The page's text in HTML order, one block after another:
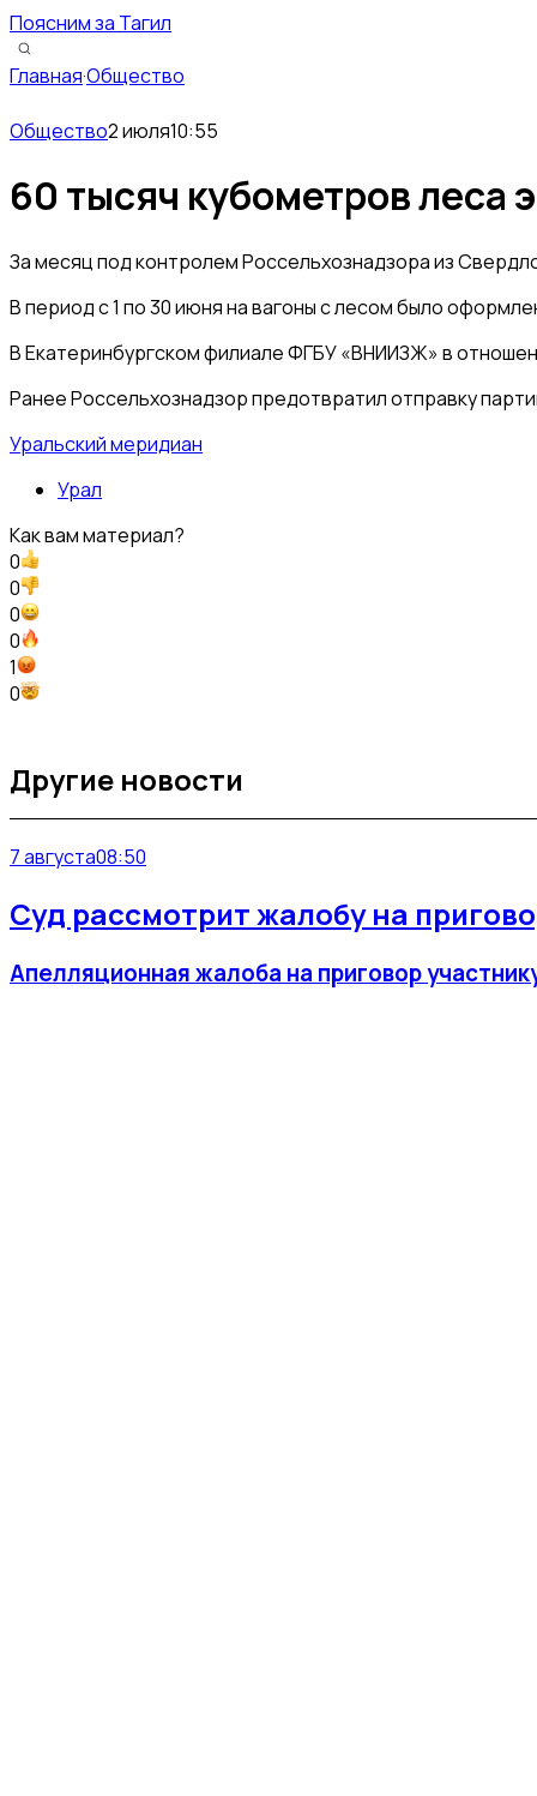
Поясним за Тагил
Главная·Общество
Общество2 июля10:55
60 тысяч кубометров леса
За месяц под контролем Россельхознадзора из
В период с 1 по 30 июня на вагоны с лесом было
В Екатеринбургском филиале ФГБУ «ВНИИЗЖ» в
Ранее Россельхознадзор предотвратил отправку
Уральский меридиан
Урал
Как вам материал?
0
0
0
0
1
0
Другие новости
7 августа08:50
Суд рассмотрит жалобу на
Апелляционная жалоба на приговор